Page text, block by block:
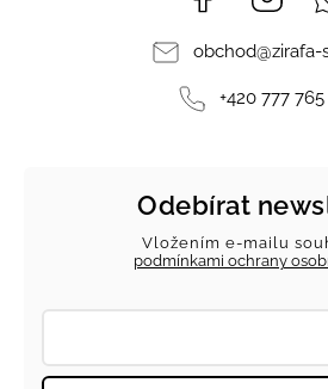
obchod@zirafa-
+420 777
Odebírat
Vložením e-mailu
podmínkami ochrany